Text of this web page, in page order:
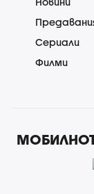
Сериали
Филми